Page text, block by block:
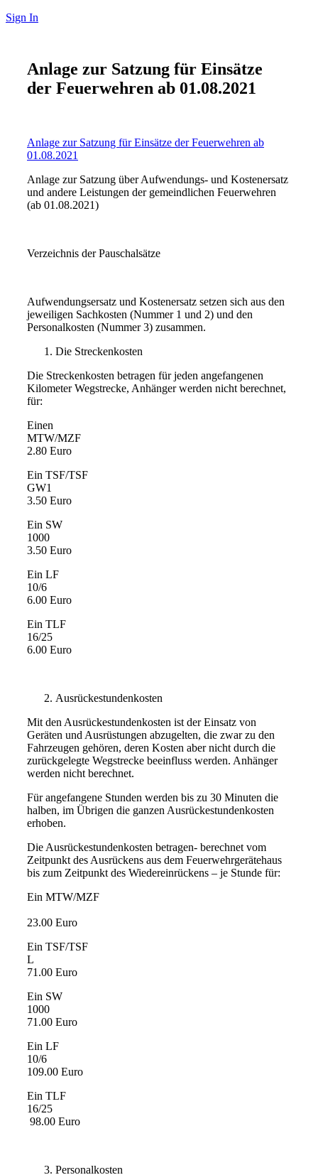
Sign In
Anlage zur Satzung für Einsätze
der Feuerwehren ab 01.08.2021
Anlage zur Satzung für Einsätze der Feuerwehren ab
01.08.2021
Anlage zur Satzung über Aufwendungs- und Kostenersatz
und andere Leistungen der gemeindlichen Feuerwehren
(ab 01.08.2021)
Verzeichnis der Pauschalsätze
Aufwendungsersatz und Kostenersatz setzen sich aus den
jeweiligen Sachkosten (Nummer 1 und 2) und den
Personalkosten (Nummer 3) zusammen.
Die Streckenkosten
Die Streckenkosten betragen für jeden angefangenen
Kilometer Wegstrecke, Anhänger werden nicht berechnet,
für:
Einen
MTW/MZF
2.80 Euro
Ein TSF/TSF
GW1
3.50 Euro
Ein SW
1000
3.50 Euro
Ein LF
10/6
6.00 Euro
Ein TLF
16/25
6.00 Euro
Ausrückestundenkosten
Mit den Ausrückestundenkosten ist der Einsatz von
Geräten und Ausrüstungen abzugelten, die zwar zu den
Fahrzeugen gehören, deren Kosten aber nicht durch die
zurückgelegte Wegstrecke beeinfluss werden. Anhänger
werden nicht berechnet.
Für angefangene Stunden werden bis zu 30 Minuten die
halben, im Übrigen die ganzen Ausrückestundenkosten
erhoben.
Die Ausrückestundenkosten betragen- berechnet vom
Zeitpunkt des Ausrückens aus dem Feuerwehrgerätehaus
bis zum Zeitpunkt des Wiedereinrückens – je Stunde für:
Ein MTW/MZF
23.00 Euro
Ein TSF/TSF
L
71.00 Euro
Ein SW
1000
71.00 Euro
Ein LF
10/6
109.00 Euro
Ein TLF
16/25
98.00 Euro
Personalkosten